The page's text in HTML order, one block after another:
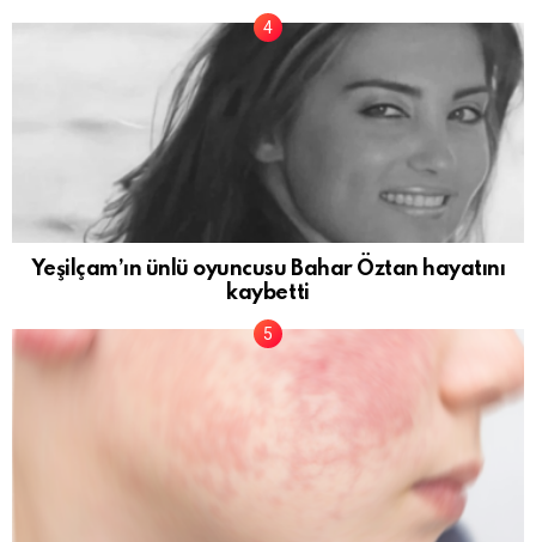
Yeşilçam’ın ünlü oyuncusu Bahar Öztan hayatını
kaybetti